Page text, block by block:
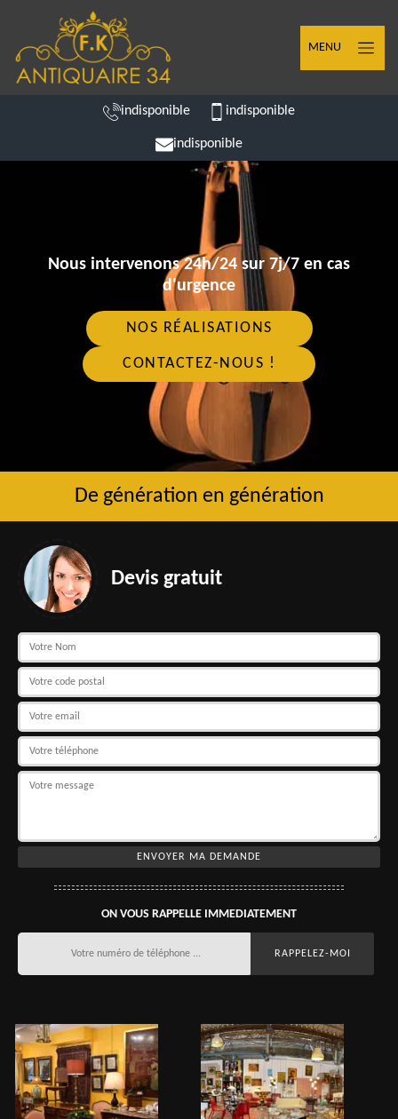
MENU
indisponible indisponible
indisponible
Nous intervenons 24h/24 sur 7j/7 en cas
d'urgence
NOS RÉALISATIONS
CONTACTEZ-NOUS !
De génération en génération
Devis gratuit
ON VOUS RAPPELLE IMMEDIATEMENT